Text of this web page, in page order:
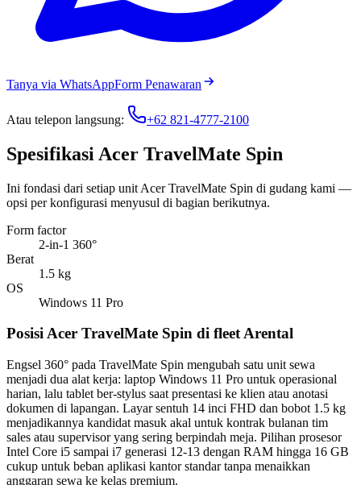
Tanya via WhatsAppForm Penawaran
Atau telepon langsung: +62 821-4777-2100
Spesifikasi Acer TravelMate Spin
Ini fondasi dari setiap unit Acer TravelMate Spin di gudang kami —
opsi per konfigurasi menyusul di bagian berikutnya.
Form factor
2-in-1 360°
Berat
1.5 kg
OS
Windows 11 Pro
Posisi Acer TravelMate Spin di fleet Arental
Engsel 360° pada TravelMate Spin mengubah satu unit sewa
menjadi dua alat kerja: laptop Windows 11 Pro untuk operasional
harian, lalu tablet ber-stylus saat presentasi ke klien atau anotasi
dokumen di lapangan. Layar sentuh 14 inci FHD dan bobot 1.5 kg
menjadikannya kandidat masuk akal untuk kontrak bulanan tim
sales atau supervisor yang sering berpindah meja. Pilihan prosesor
Intel Core i5 sampai i7 generasi 12-13 dengan RAM hingga 16 GB
cukup untuk beban aplikasi kantor standar tanpa menaikkan
anggaran sewa ke kelas premium.